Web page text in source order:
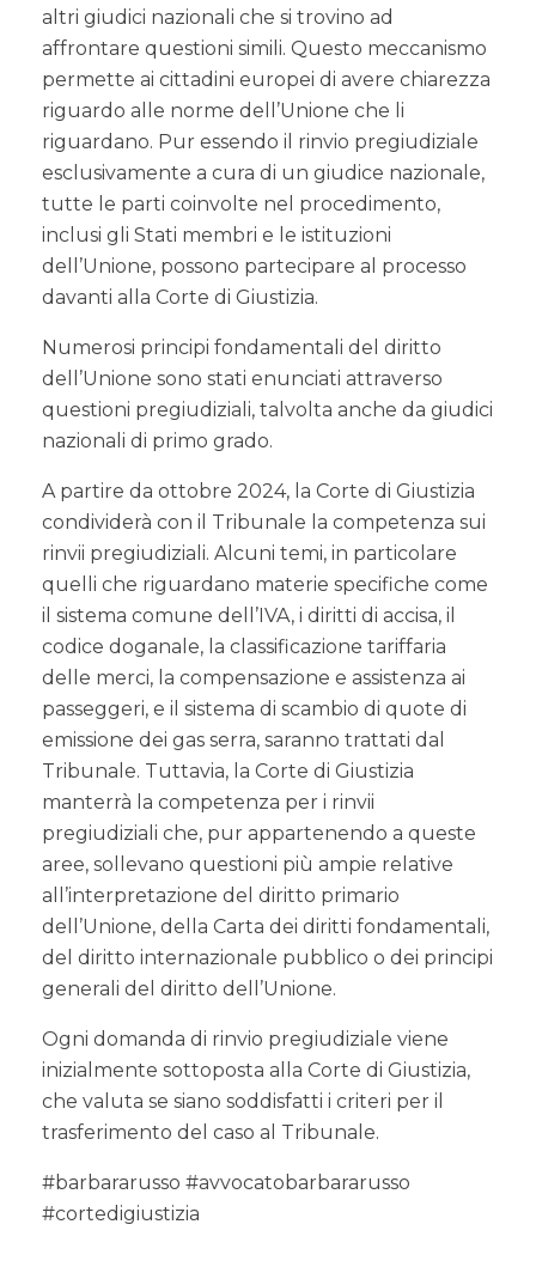
altri giudici nazionali che si trovino ad
affrontare questioni simili. Questo meccanismo
permette ai cittadini europei di avere chiarezza
riguardo alle norme dell’Unione che li
riguardano. Pur essendo il rinvio pregiudiziale
esclusivamente a cura di un giudice nazionale,
tutte le parti coinvolte nel procedimento,
inclusi gli Stati membri e le istituzioni
dell’Unione, possono partecipare al processo
davanti alla Corte di Giustizia.
Numerosi principi fondamentali del diritto
dell’Unione sono stati enunciati attraverso
questioni pregiudiziali, talvolta anche da giudici
nazionali di primo grado.
A partire da ottobre 2024, la Corte di Giustizia
condividerà con il Tribunale la competenza sui
rinvii pregiudiziali. Alcuni temi, in particolare
quelli che riguardano materie specifiche come
il sistema comune dell’IVA, i diritti di accisa, il
codice doganale, la classificazione tariffaria
delle merci, la compensazione e assistenza ai
passeggeri, e il sistema di scambio di quote di
emissione dei gas serra, saranno trattati dal
Tribunale. Tuttavia, la Corte di Giustizia
manterrà la competenza per i rinvii
pregiudiziali che, pur appartenendo a queste
aree, sollevano questioni più ampie relative
all’interpretazione del diritto primario
dell’Unione, della Carta dei diritti fondamentali,
del diritto internazionale pubblico o dei principi
generali del diritto dell’Unione.
Ogni domanda di rinvio pregiudiziale viene
inizialmente sottoposta alla Corte di Giustizia,
che valuta se siano soddisfatti i criteri per il
trasferimento del caso al Tribunale.
#barbararusso #avvocatobarbararusso
#cortedigiustizia